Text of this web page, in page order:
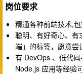
岗位要求
精通各种前端技术,
聪明、有好奇心、
端」的标签，愿意尝
有 DevOps 、低代
Node.js 应用等经验